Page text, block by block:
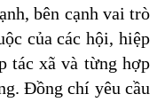
bên cạnh vai trò
của các hội, hiệp
tác xã và từng hợp
Đồng chí yêu cầu